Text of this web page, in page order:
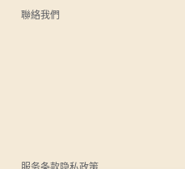
聯絡我們
服务条款隐私政策